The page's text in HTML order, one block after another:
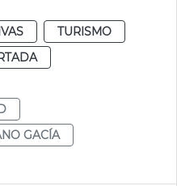
TURISMO
GACÍA